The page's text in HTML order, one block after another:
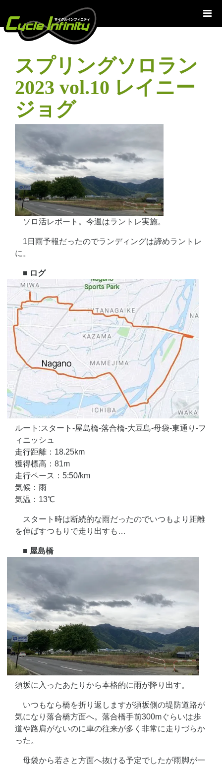
テ
スプリングソロラン
2023 vol.10 レイニー
ジョグ
ソロ活レポート。今週はラントレ実施。
1日雨予報だったのでランディングは諦めラントレ
に。
■ ログ
ルート:スタート-屋島橋-落合橋-大豆島-母袋-東通り-フ
ィニッシュ
走行距離：18.25km
獲得標高：81m
走行ペース：5:50/km
気候：雨
気温：13℃
スタート時は断続的な雨だったのでいつもより距離
を伸ばすつもりで走り出すも…
■ 屋島橋
須坂に入ったあたりから本格的に雨が降り出す。
いつもなら橋を折り返しますが須坂側の堤防道路が
気になり落合橋方面へ。落合橋手前300mぐらいは歩
道や路肩がないのに車の往来が多く非常に走りづらか
った。
母袋から若さと方面へ抜ける予定でしたが雨脚が一